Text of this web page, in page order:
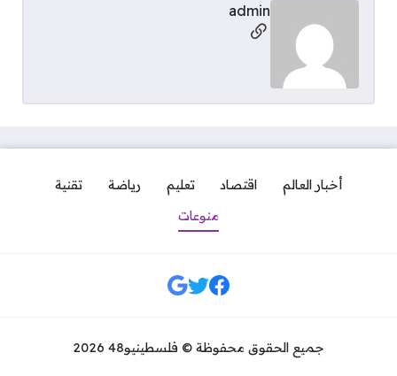
admin
مواقع التواصل
أخبار العالم اقتصاد تعليم رياضة
تقنية
منوعات
مواقع التواصل
جميع الحقوق محفوظة © فلسطينيو48 2026